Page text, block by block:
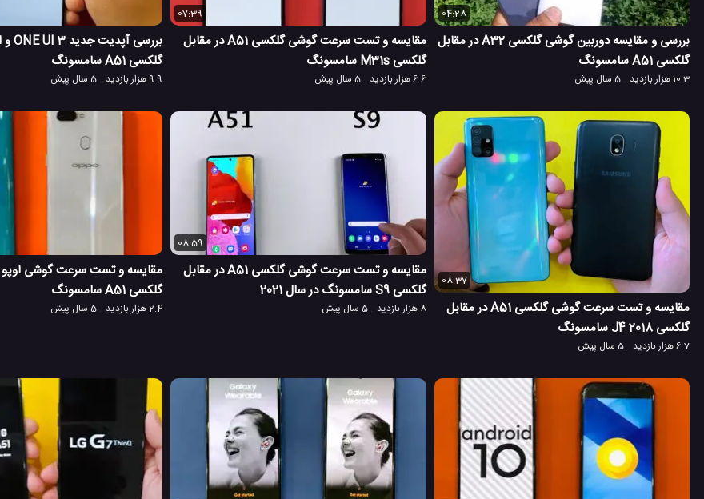
04:28
بررسی و مقایسه دوربین گوشی گلکسی A32 در مقابل
گلکسی A51 سامسونگ
10.3 هزار بازدید 5 سال پیش
07:39
مقایسه و تست سرعت گوشی گلکسی A51 در مقابل
گلکسی M31s سامسونگ
6.6 هزار بازدید 5 سال پیش
گلکسی A51 سامسونگ
9.9 هزار بازدید 5 سال پیش
08:37
مقایسه و تست سرعت گوشی گلکسی A51 در مقابل
گلکسی J4 2018 سامسونگ
6.7 هزار بازدید 5 سال پیش
08:59
مقایسه و تست سرعت گوشی گلکسی A51 در مقابل
گلکسی S9 سامسونگ در سال 2021
8 هزار بازدید 5 سال پیش
گلکسی A51 سامسونگ
2.4 هزار بازدید 5 سال پیش